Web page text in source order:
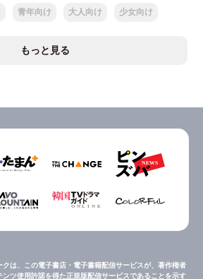
青年向け 大人向け 少女向け
もっと見る
クは、この電子書店・電子書籍配信サービスが、著作権者
ンツ使用許諾を得た正規版配信サービスであることを示す